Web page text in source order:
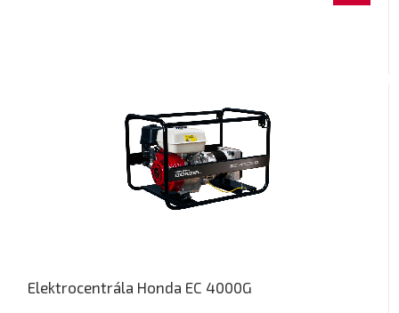
Elektrocentrála Honda EC 4000G